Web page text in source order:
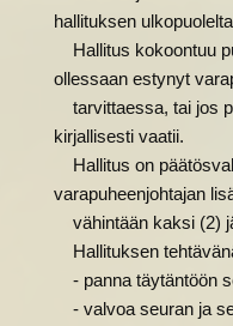
hallituksen
Hallitus kokoontuu
ollessaan estynyt
tarvittaessa, tai jos
kirjallisesti vaatii.
Hallitus on
varapuheenjohtajan
vähintään kaksi (2)
Hallituksen
- panna täytäntöön
- valvoa seuran ja